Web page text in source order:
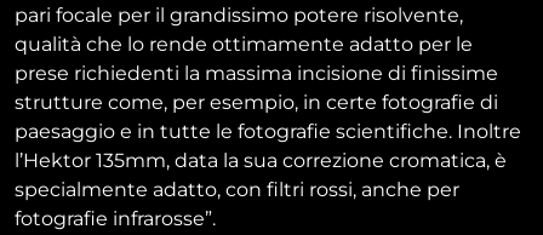
pari focale per il grandissimo potere risolvente,
qualità che lo rende ottimamente adatto per le
prese richiedenti la massima incisione di finissime
strutture come, per esempio, in certe fotografie di
paesaggio e in tutte le fotografie scientifiche. Inoltre
l’Hektor 135mm, data la sua correzione cromatica, è
specialmente adatto, con filtri rossi, anche per
fotografie infrarosse”.